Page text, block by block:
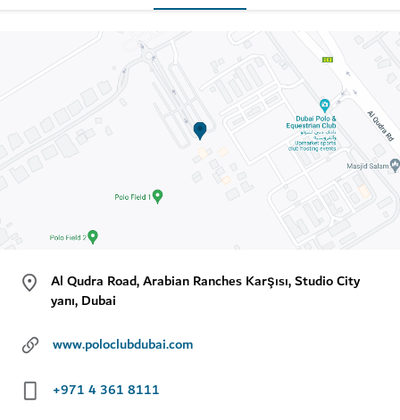
Al Qudra Road, Arabian Ranches Karşısı, Studio City
yanı, Dubai
www.poloclubdubai.com
+971 4 361 8111